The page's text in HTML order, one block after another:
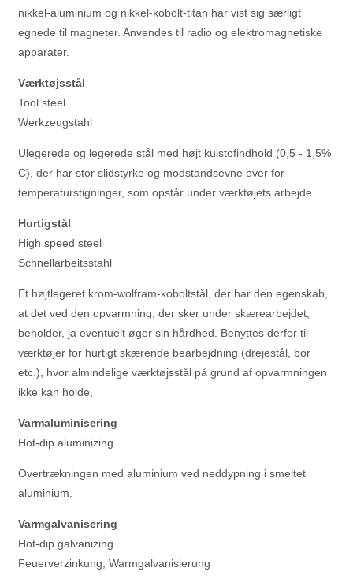
nikkel-aluminium og nikkel-kobolt-titan har vist sig særligt
egnede til magneter. Anvendes til radio og elektromagnetiske
apparater.
Værktøjsstål
Tool steel
Werkzeugstahl
Ulegerede og legerede stål med højt kulstofindhold (0,5 - 1,5%
C), der har stor slidstyrke og modstandsevne over for
temperaturstigninger, som opstår under værktøjets arbejde.
Hurtigstål
High speed steel
Schnellarbeitsstahl
Et højtlegeret krom-wolfram-koboltstål, der har den egenskab,
at det ved den opvarmning, der sker under skærearbejdet,
beholder, ja eventuelt øger sin hårdhed. Benyttes derfor til
værktøjer for hurtigt skærende bearbejdning (drejestål, bor
etc.), hvor almindelige værktøjsstål på grund af opvarmningen
ikke kan holde,
Varmaluminisering
Hot-dip aluminizing
Overtrækningen med aluminium ved neddypning i smeltet
aluminium.
Varmgalvanisering
Hot-dip galvanizing
Feuerverzinkung, Warmgalvanisierung